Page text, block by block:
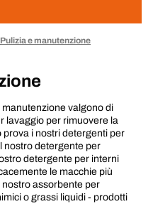
Pulizia e manutenzione
valgono di
lavaggio per rimuovere la
prova i nostri detergenti per
nostro detergente per
detergente per interni
le macchie più
assorbente per
o grassi liquidi - prodotti